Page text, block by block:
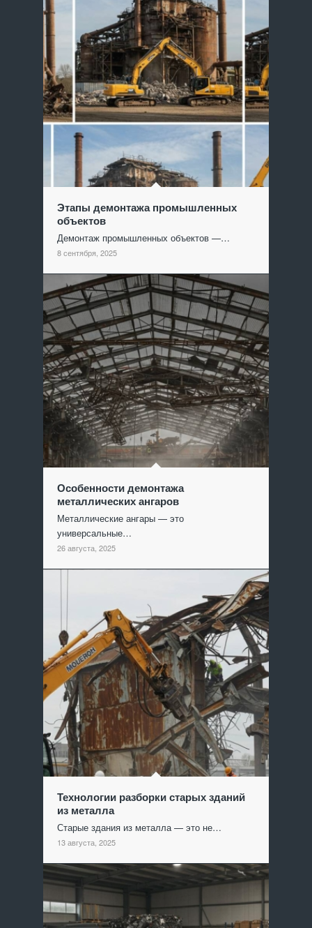
Этапы демонтажа промышленных
объектов
Демонтаж промышленных объектов —…
8 сентября, 2025
Особенности демонтажа
металлических ангаров
Металлические ангары — это
универсальные…
26 августа, 2025
Технологии разборки старых зданий
из металла
Старые здания из металла — это не…
13 августа, 2025